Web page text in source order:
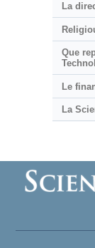
La
Que
Le
La